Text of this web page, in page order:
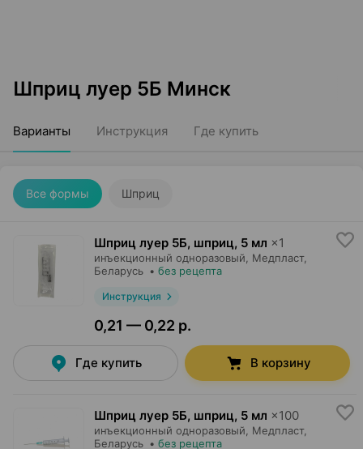
Шприц луер 5Б Минск
Варианты Инструкция Где купить
Все формы Шприц
Шприц луер 5Б, шприц, 5 мл ×1
инъекционный одноразовый, Медпласт,
Беларусь • без рецепта
Инструкция
0,21 — 0,22 р.
Где купить В корзину
Шприц луер 5Б, шприц, 5 мл ×100
инъекционный одноразовый, Медпласт,
Беларусь • без рецепта